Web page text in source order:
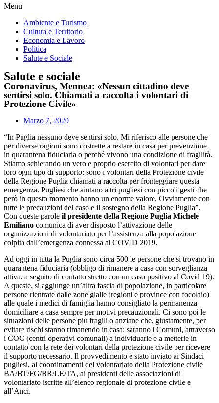
Menu
Ambiente e Turismo
Cultura e Territorio
Economia e Lavoro
Politica
Salute e Sociale
Salute e sociale
Coronavirus, Mennea: «Nessun cittadino deve
sentirsi solo. Chiamati a raccolta i volontari di
Protezione Civile»
Marzo 7, 2020
“In Puglia nessuno deve sentirsi solo. Mi riferisco alle persone che
per diverse ragioni sono costrette a restare in casa per prevenzione,
in quarantena fiduciaria o perché vivono una condizione di fragilità.
Stiamo schierando un vero e proprio esercito di volontari per dare
loro ogni tipo di supporto: sono i volontari della Protezione civile
della Regione Puglia chiamati a raccolta per fronteggiare questa
emergenza. Pugliesi che aiutano altri pugliesi con piccoli gesti che
però in questo momento hanno un enorme valore. Ovviamente con
tutte le precauzioni del caso e il sostegno della Regione Puglia”.
Con queste parole il presidente della Regione Puglia Michele
Emiliano comunica di aver disposto l’attivazione delle
organizzazioni di volontariato per l’assistenza alla popolazione
colpita dall’emergenza connessa al COVID 2019.
Ad oggi in tutta la Puglia sono circa 500 le persone che si trovano in
quarantena fiduciaria (obbligo di rimanere a casa con sorveglianza
attiva, a seguito di contatto stretto con un caso positivo al Covid 19).
A queste, si aggiunge un’altra fascia di popolazione, in particolare
persone rientrate dalle zone gialle (regioni e province con focolaio)
alle quale i medici di famiglia hanno consigliato la permanenza
domiciliare a casa sempre per motivi precauzionali. Ci sono poi le
situazioni delle persone più fragili o anziane che, giustamente, per
evitare rischi stanno rimanendo in casa: saranno i Comuni, attraverso
i COC (centri operativi comunali) a individuarle e a metterle in
contatto con la rete dei volontari della protezione civile per ricevere
il supporto necessario. Il provvedimento è stato inviato ai Sindaci
pugliesi, ai coordinamenti del volontariato della Protezione civile
BA/BT/FG/BR/LE/TA, ai presidenti delle associazioni di
volontariato iscritte all’elenco regionale di protezione civile e
all’Anci.